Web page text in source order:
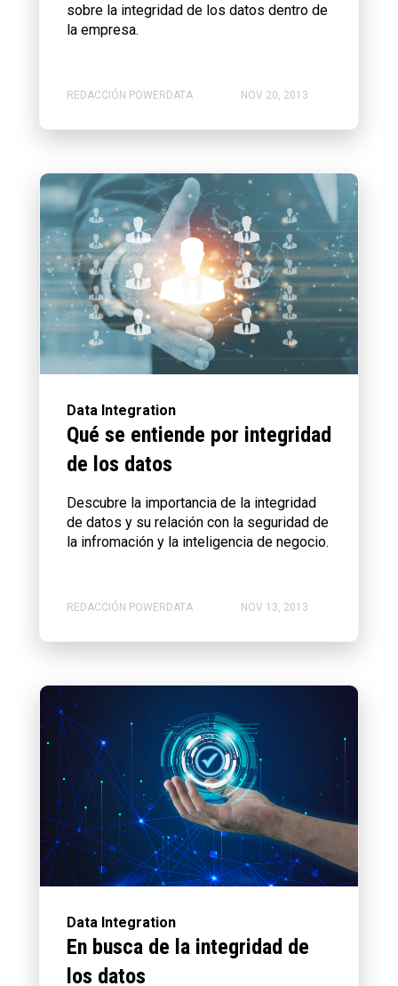
sobre la integridad de los datos dentro de
la empresa.
REDACCIÓN POWERDATA NOV 20, 2013
Data Integration
Qué se entiende por integridad
de los datos
Descubre la importancia de la integridad
de datos y su relación con la seguridad de
la infromación y la inteligencia de negocio.
REDACCIÓN POWERDATA NOV 13, 2013
Data Integration
En busca de la integridad de
los datos